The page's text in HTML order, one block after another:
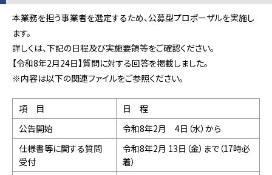
本業務を担う事業者を選定するため、公募型プロポーザルを実施し
ます。
詳しくは、下記の日程及び実施要領等をご確認ください。
【令和8年2月24日】質問に対する回答を掲載しました。
※内容は以下の関連ファイルをご参照ください。
項 目
日 程
公告開始
令和8年2月 4日（水）から
仕様書等に関する質問
受付
令和8年2月 13日（金）まで（17時必
着）